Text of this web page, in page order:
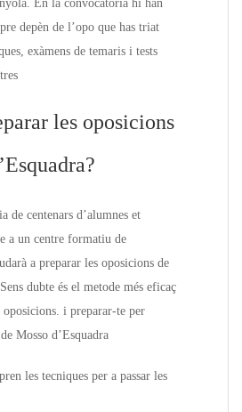
En la convocatòria hi han
depèn de l’opo que has triat
exàmens de temaris i tests
les oposicions
de centenars d’alumnes et
a un centre formatiu de
a preparar les oposicions de
dubte és el metode més eficaç
oposicions. i preparar-te per
Mosso d’Esquadra
les tecniques per a passar les